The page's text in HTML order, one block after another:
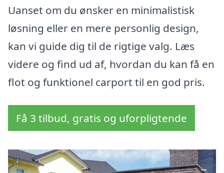
Uanset om du ønsker en minimalistisk
løsning eller en mere personlig design,
kan vi guide dig til de rigtige valg. Læs
videre og find ud af, hvordan du kan få en
flot og funktionel carport til en god pris.
Få 3 tilbud, gratis og uforpligtende